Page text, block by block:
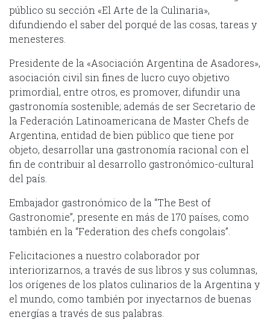
público su sección «El Arte de la Culinaria»,
difundiendo el saber del porqué de las cosas, tareas y
menesteres.
Presidente de la «Asociación Argentina de Asadores»,
asociación civil sin fines de lucro cuyo objetivo
primordial, entre otros, es promover, difundir una
gastronomía sostenible; además de ser Secretario de
la Federación Latinoamericana de Master Chefs de
Argentina, entidad de bien público que tiene por
objeto, desarrollar una gastronomía racional con el
fin de contribuir al desarrollo gastronómico-cultural
del país.
Embajador gastronómico de la “The Best of
Gastronomie”, presente en más de 170 países, como
también en la “Federation des chefs congolais”.
Felicitaciones a nuestro colaborador por
interiorizarnos, a través de sus libros y sus columnas,
los orígenes de los platos culinarios de la Argentina y
el mundo, como también por inyectarnos de buenas
energías a través de sus palabras.